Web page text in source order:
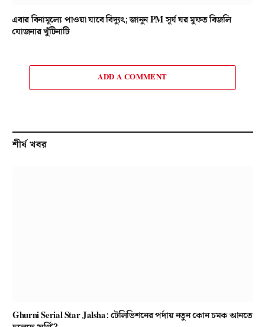
এবার বিনামূল্যে পাওয়া যাবে বিদ্যুৎ; জানুন PM সূর্য ঘর মুফত বিজলি
যোজনার খুঁটিনাটি
ADD A COMMENT
শীর্ষ খবর
Ghurni Serial Star Jalsha: টেলিভিশনের পর্দায় নতুন কোন চমক আনতে